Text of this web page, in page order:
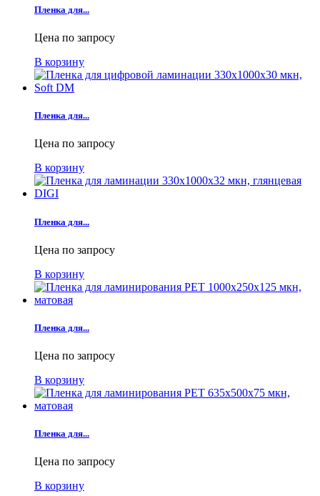
Пленка для...
Цена по запросу
В корзину
Пленка для...
Цена по запросу
В корзину
Пленка для...
Цена по запросу
В корзину
Пленка для...
Цена по запросу
В корзину
Пленка для...
Цена по запросу
В корзину